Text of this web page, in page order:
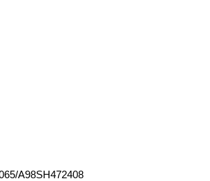
A98SH472408